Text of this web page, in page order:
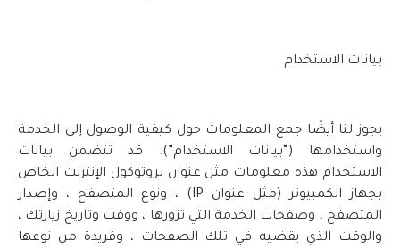
بيانات الاستخدام
يجوز لنا أيضًا جمع المعلومات حول كيفية الوصول إلى الخدمة
واستخدامها (“بيانات الاستخدام”). قد تتضمن بيانات
الاستخدام هذه معلومات مثل عنوان بروتوكول الإنترنت الخاص
بجهاز الكمبيوتر (مثل عنوان IP) ، ونوع المتصفح ، وإصدار
المتصفح ، وصفحات الخدمة التي تزورها ، ووقت وتاريخ زيارتك ،
والوقت الذي يقضيه في تلك الصفحات ، وفريدة من نوعها